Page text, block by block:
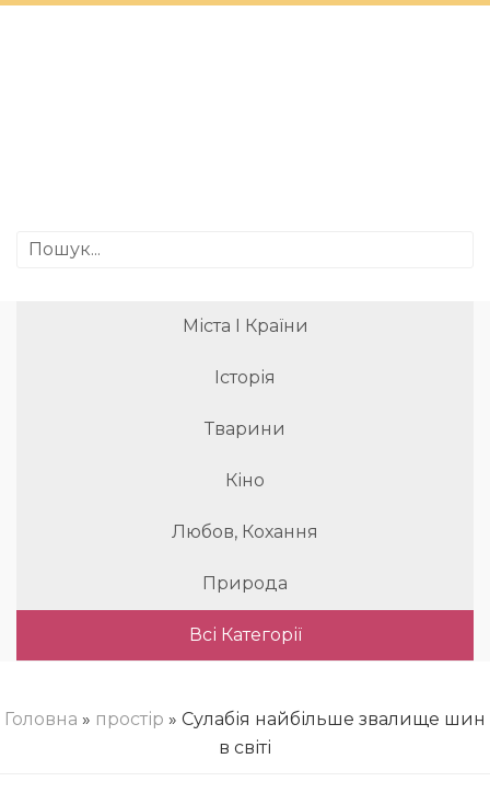
Міста І Країни
Історія
Тварини
Кіно
Любов, Кохання
Природа
Всі Категорії
Головна » простір » Сулабія найбільше звалище шин
в світі